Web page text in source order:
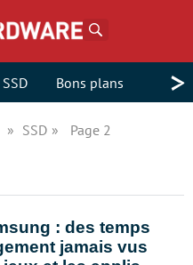
SSD Bons plans >
SSD Page 2
: des temps
jamais vus